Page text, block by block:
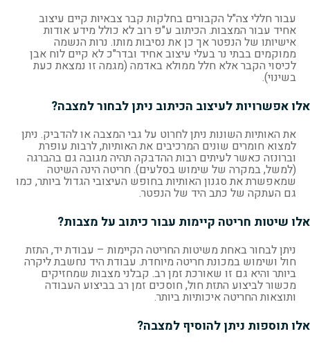
עבור חללי צה"ל הקבורים בחלקות קבר צבאיות קיים עיצוב
אחיד עבור המצבות. הכיתוב ע"פ רוב לא כולל מידע אודות
אישיותו של הנפטר אך כן את נסיבות מותו. נרות הנשמה
ממוקמים בבתי נר בעלי עיצוב אחיד ובדר"כ לא קיים לוח אבן
לכיסוי הקבר אלא חלל ממולא באדמה (מגמה זו נמצאת כעת
בשינוי).
אלו אפשרויות לעיצוב הכיתוב ניתן לבחור למצבה?
את האותיות השונות ניתן לחרוט על גבי המצבה או להדביק. ניתן
למצוא חומרים שונים המרכיבים את האותיות, לרבות עופרת
וברונזה כאשר לעיתים רבות ההדבקה תהיה מגובה גם בהברגה
(למשל, במקרה של שימוש בסלעים). חריטה הינה השיטה
שמאפשרת את סגנון האותיות בחופש העיצובי הגדול ביותר, כמו
גם העתקה של כתב היד של הנפטר.
אלו שיטות חריטה קיימות עבור כיתוב על מצבות?
ניתן לבחור באחת משיטות החריטה הקיימות – עבודת יד, התזת
חול ושימוש במכונת חריטה מיוחדת. עבודת היד נחשבת ליקרה
ביותר והיא גם זו שאורכת זמן רב. קבלני מצבות שמחזיקים
מכשור לביצוע התזת חול, חוסכים זמן רב בביצוע העבודה
ותוצאות החריטה איכותיות ביותר.
אלו תוספות ניתן להוסיף למצבה?